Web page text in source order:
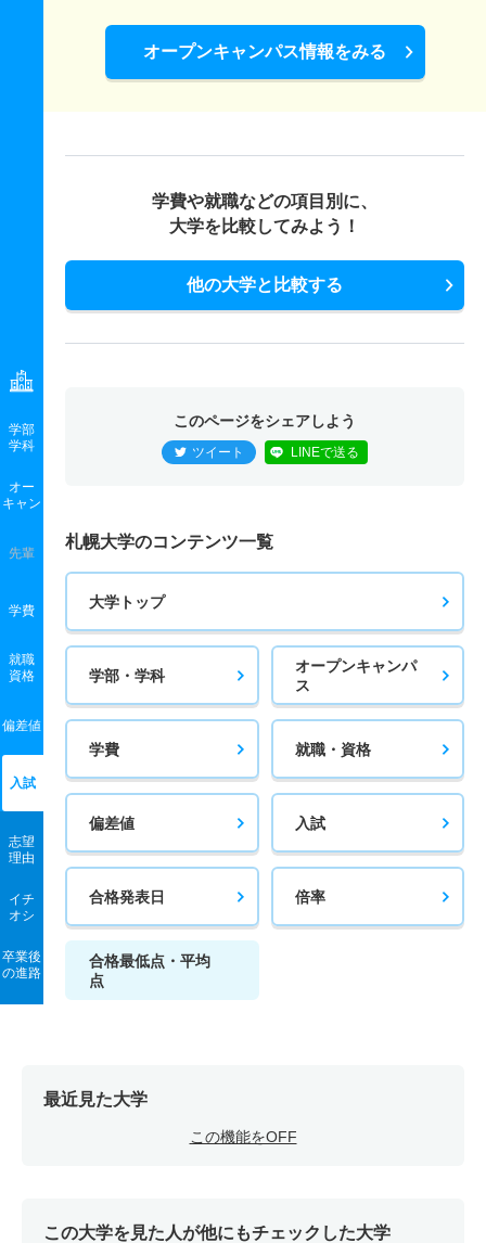
学部
学科
オー
キャン
先輩
学費
就職
資格
偏差値
入試
志望
理由
イチ
オシ
卒業後
の進路
オープンキャンパス情報をみる
学費や就職などの項目別に、
大学を比較してみよう！
他の大学と比較する
このページをシェアしよう
ツイート LINEで送る
札幌大学のコンテンツ一覧
大学トップ
学部・学科
オープンキャンパ
ス
学費 就職・資格
偏差値 入試
合格発表日 倍率
合格最低点・平均
点
最近見た大学
この機能をOFF
この大学を見た人が他にもチェックした大学